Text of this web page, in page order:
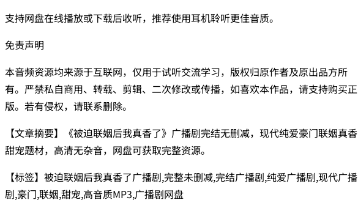
支持网盘在线播放或下载后收听，推荐使用耳机聆听更佳音质。
免责声明
本音频资源均来源于互联网，仅用于试听交流学习，版权归原作者及原出品方所
有。严禁私自商用、转载、剪辑、二次修改或传播，如喜欢本作品，请支持购买正
版。若有侵权，请联系删除。
【文章摘要】《被迫联姻后我真香了》广播剧完结无删减，现代纯爱豪门联姻真香
甜宠题材，高清无杂音，网盘可获取完整资源。
【标签】被迫联姻后我真香了广播剧,完整未删减,完结广播剧,纯爱广播剧,现代广播
剧,豪门,联姻,甜宠,高音质MP3,广播剧网盘